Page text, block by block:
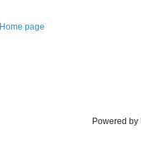
Home page
Powered by